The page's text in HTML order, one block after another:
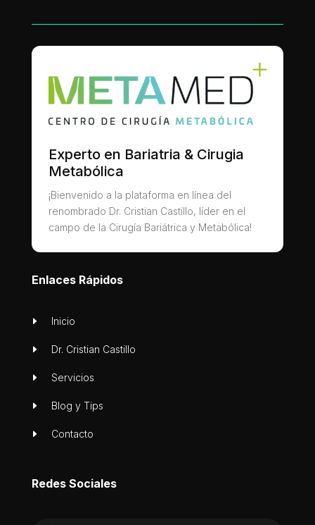
Experto en Bariatria & Cirugia
Metabólica
¡Bienvenido a la plataforma en línea del
renombrado Dr. Cristian Castillo, líder en el
campo de la Cirugía Bariátrica y Metabólica!
Enlaces Rápidos
E Inicio
E Dr. Cristian Castillo
E Servicios
E Blog y Tips
E Contacto
Redes Sociales